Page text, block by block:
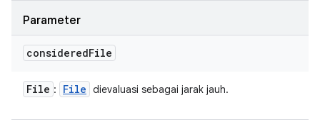
Parameter
consideredFile
File : File dievaluasi sebagai jarak jauh.